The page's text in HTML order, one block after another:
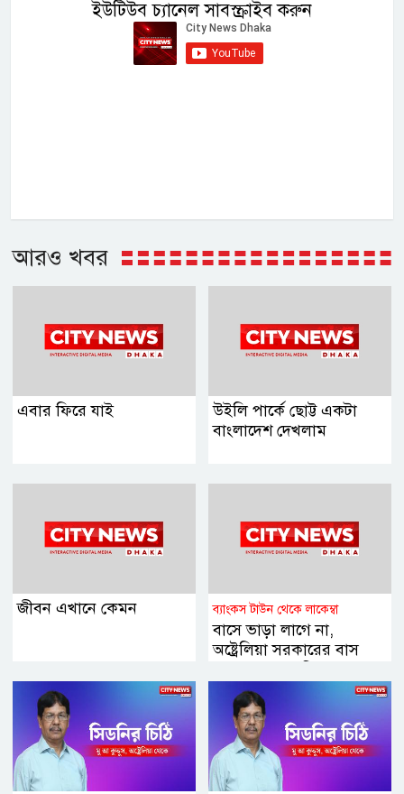
ইউটিউব চ্যানেল সাবস্ক্রাইব করুন
আরও খবর
এবার ফিরে যাই
উইলি পার্কে ছোট্ট একটা
বাংলাদেশ দেখলাম
জীবন এখানে কেমন ব্যাংকস টাউন থেকে লাকেম্বা
বাসে ভাড়া লাগে না,
অষ্ট্রেলিয়া সরকারের বাস